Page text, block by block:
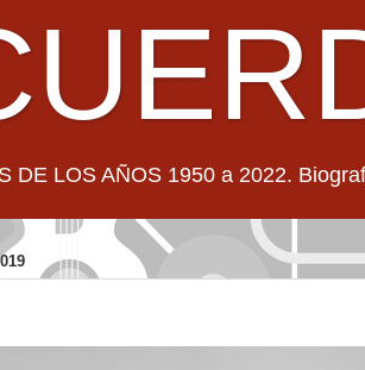
DE LOS AÑOS 1950 a 2022.